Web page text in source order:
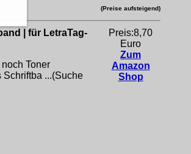
(Preise aufsteigend)
| für LetraTag-
Toner
...(Suche
Preis:8,70
Euro
Zum
Amazon
Shop